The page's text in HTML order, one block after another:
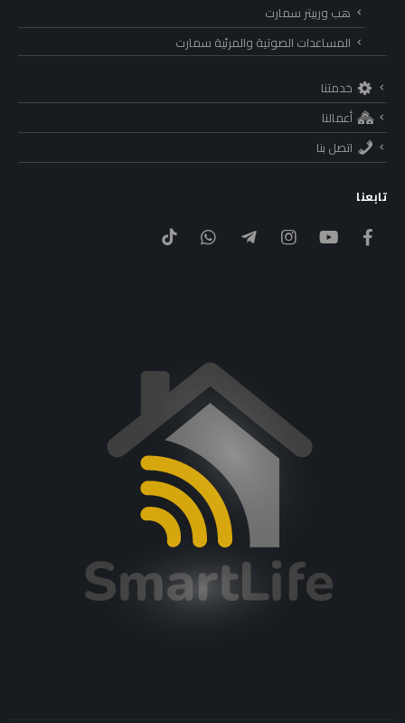
هب وربيتر سمارت
المساعدات الصوتية والمرئية سمارت
خدمتنا
أعمالنا
اتصل بنا
تابعنا